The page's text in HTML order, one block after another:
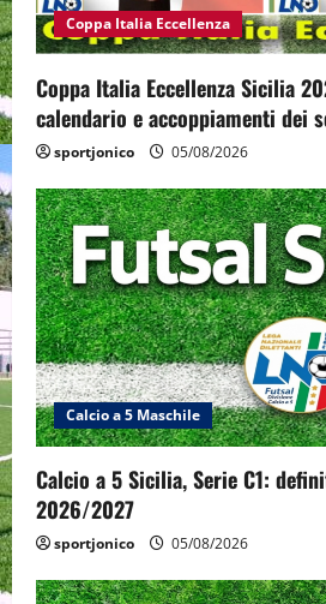
Coppa Italia Eccellenza
Coppa Italia Eccellenza Sicilia
calendario e accoppiamenti dei
sportjonico 05/08/2026
Calcio a 5 Maschile
Calcio a 5 Sicilia, Serie C1:
2026/2027
sportjonico 05/08/2026